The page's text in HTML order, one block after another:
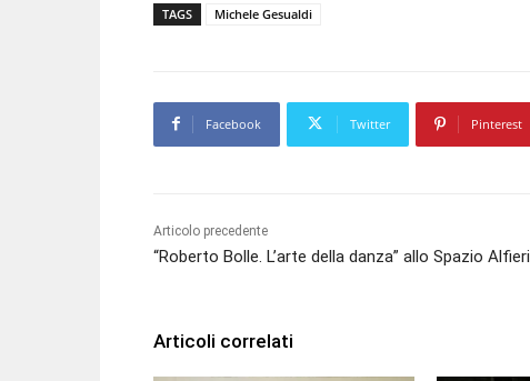
TAGS Michele Gesualdi
Facebook Twitter Pinterest
Articolo precedente
“Roberto Bolle. L’arte della danza” allo Spazio Alfieri
Articoli correlati